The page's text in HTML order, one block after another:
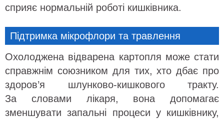
сприяє нормальній роботі кишківника.
Підтримка мікрофлори та травлення
Охолоджена відварена картопля може стати
справжнім союзником для тих, хто дбає про
здоров’я шлунково-кишкового тракту.
За словами лікаря, вона допомагає
зменшувати запальні процеси у кишківнику,